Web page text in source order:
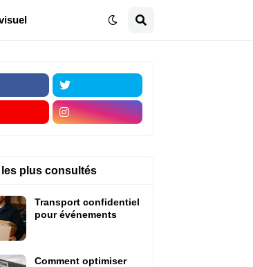
plus consultés
Transport confidentiel
pour événements
Comment optimiser